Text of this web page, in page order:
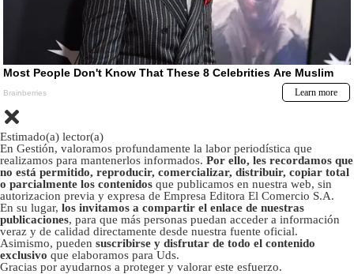
Estimado(a) lector(a)
En Gestión, valoramos profundamente la labor periodística que
realizamos para mantenerlos informados. Por ello, les recordamos que
no está permitido, reproducir, comercializar, distribuir, copiar total
o parcialmente los contenidos que publicamos en nuestra web, sin
autorizacion previa y expresa de Empresa Editora El Comercio S.A.
En su lugar, los invitamos a compartir el enlace de nuestras
publicaciones, para que más personas puedan acceder a información
veraz y de calidad directamente desde nuestra fuente oficial.
Asimismo, pueden suscribirse y disfrutar de todo el contenido
exclusivo que elaboramos para Uds.
Gracias por ayudarnos a proteger y valorar este esfuerzo.